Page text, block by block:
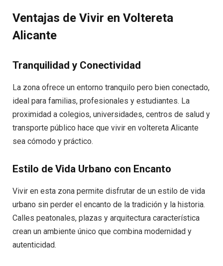
Ventajas de Vivir en Voltereta
Alicante
Tranquilidad y Conectividad
La zona ofrece un entorno tranquilo pero bien conectado,
ideal para familias, profesionales y estudiantes. La
proximidad a colegios, universidades, centros de salud y
transporte público hace que vivir en voltereta Alicante
sea cómodo y práctico.
Estilo de Vida Urbano con Encanto
Vivir en esta zona permite disfrutar de un estilo de vida
urbano sin perder el encanto de la tradición y la historia.
Calles peatonales, plazas y arquitectura característica
crean un ambiente único que combina modernidad y
autenticidad.